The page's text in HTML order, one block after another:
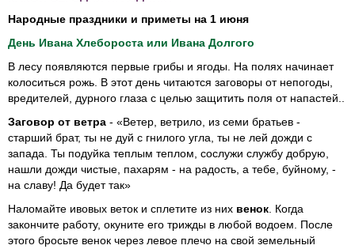
Народные праздники и приметы на 1 июня
День Ивана Хлебороста или Ивана Долгого
В лесу появляются первые грибы и ягоды. На полях начинает
колоситься рожь. В этот день читаются заговоры от непогоды,
вредителей, дурного глаза с целью защитить поля от напастей..
Заговор от ветра - «Ветер, ветрило, из семи братьев -
старший брат, ты не дуй с гнилого угла, ты не лей дожди с
запада. Ты подуйка теплым теплом, сослужи службу добрую,
нашли дожди чистые, пахарям - на радость, а тебе, буйному, -
на славу! Да будет так»
Наломайте ивовых веток и сплетите из них венок . Когда
закончите работу, окуните его трижды в любой водоем. После
этого бросьте венок через левое плечо на свой земельный